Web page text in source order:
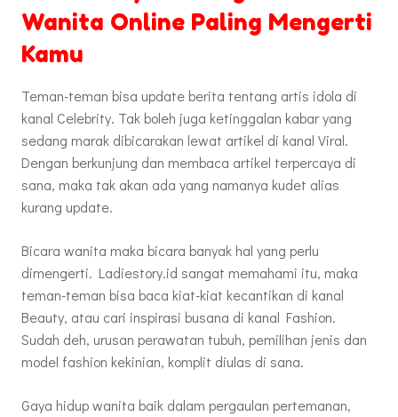
Wanita Online Paling Mengerti
Kamu
Teman-teman bisa update berita tentang artis idola di
kanal Celebrity. Tak boleh juga ketinggalan kabar yang
sedang marak dibicarakan lewat artikel di kanal Viral.
Dengan berkunjung dan membaca artikel terpercaya di
sana, maka tak akan ada yang namanya kudet alias
kurang update.
Bicara wanita maka bicara banyak hal yang perlu
dimengerti. Ladiestory.id sangat memahami itu, maka
teman-teman bisa baca kiat-kiat kecantikan di kanal
Beauty, atau cari inspirasi busana di kanal Fashion.
Sudah deh, urusan perawatan tubuh, pemilihan jenis dan
model fashion kekinian, komplit diulas di sana.
Gaya hidup wanita baik dalam pergaulan pertemanan,